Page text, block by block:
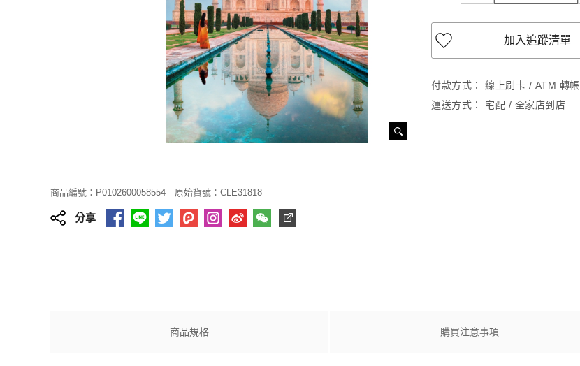
商品編號：P0102600058554 原始貨號：CLE31818
分享
加入追蹤清單
付款方式：
線上刷卡 / ATM 轉帳
運送方式：
宅配 / 全家店到店
商品規格 購買注意事項